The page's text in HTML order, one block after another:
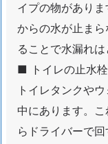
ラ
ブ
ル
関
役
立
イプの物があり
からの水が止ま
ることで水漏れは
■ トイレの止水栓
トイレタンクや
中にあります。
らドライバーで回